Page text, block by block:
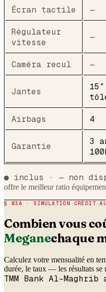
Écran tactile —
Régulateur
vitesse
—
Caméra recul —
Jantes
15″
Airbags 4
Garantie
3
● inclus · — non
offre le meilleur ratio
§ 03A · SIMULATION CRÉDIT
Combien vous
Meganechaque
Calculez votre mensualité en
durée, le taux — les résultats se
TMM Bank Al-